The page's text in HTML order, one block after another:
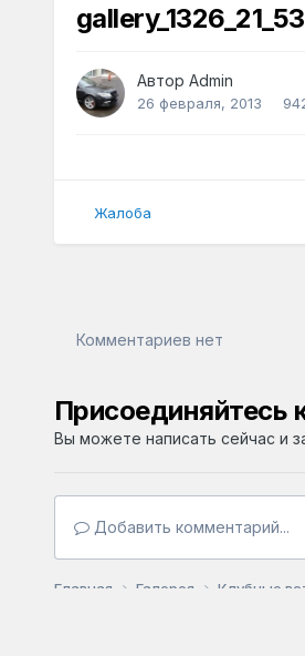
Автор Admin
26 февраля, 2013
Жалоба
Комментариев нет
Вы можете написать сейчас и
Добавить комментарий...
Главная Галерея Клубные